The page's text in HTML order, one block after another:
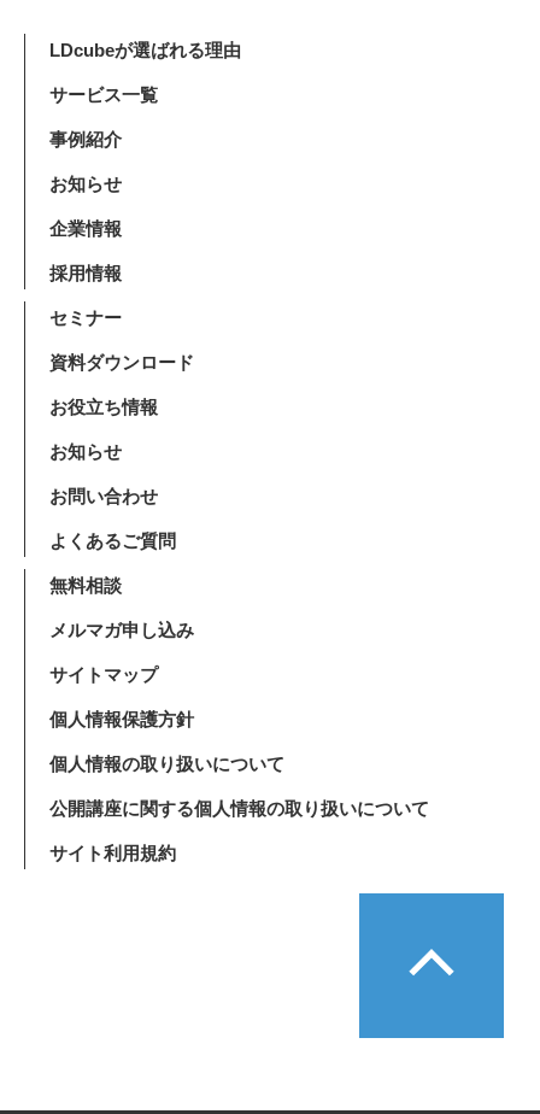
LDcubeが選ばれる理由
サービス一覧
事例紹介
お知らせ
企業情報
採用情報
セミナー
資料ダウンロード
お役立ち情報
お知らせ
お問い合わせ
よくあるご質問
無料相談
メルマガ申し込み
サイトマップ
個人情報保護方針
個人情報の取り扱いについて
公開講座に関する個人情報の取り扱いについて
サイト利用規約